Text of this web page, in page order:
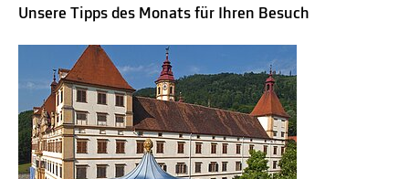
Unsere Tipps des Monats für Ihren Besuch